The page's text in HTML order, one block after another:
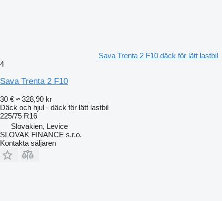
Sava Trenta 2 F10 däck för lätt lastbil
4
Sava Trenta 2 F10
30 € ≈ 328,90 kr
Däck och hjul - däck för lätt lastbil
225/75 R16
Slovakien, Levice
SLOVAK FINANCE s.r.o.
Kontakta säljaren